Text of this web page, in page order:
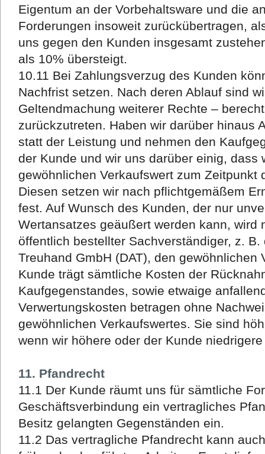
Eigentum an der Vorbehaltsware und die
Forderungen insoweit zurückübertragen,
uns gegen den Kunden insgesamt
als 10% übersteigt.
10.11 Bei Zahlungsverzug des Kunden
Nachfrist setzen. Nach deren Ablauf sind
Geltendmachung weiterer Rechte –
zurückzutreten. Haben wir darüber hinaus
statt der Leistung und nehmen den
der Kunde und wir uns darüber einig, dass
gewöhnlichen Verkaufswert zum Zeitpunkt
Diesen setzen wir nach pflichtgemäßem
fest. Auf Wunsch des Kunden, der nur
Wertansatzes geäußert werden kann, wird
öffentlich bestellter Sachverständiger, z.
Treuhand GmbH (DAT), den gewöhnlichen
Kunde trägt sämtliche Kosten der
Kaufgegenstandes, sowie etwaige
Verwertungskosten betragen ohne
gewöhnlichen Verkaufswertes. Sie sind
wenn wir höhere oder der Kunde
11. Pfandrecht
11.1 Der Kunde räumt uns für sämtliche
Geschäftsverbindung ein vertragliches
Besitz gelangten Gegenständen ein.
11.2 Das vertragliche Pfandrecht kann